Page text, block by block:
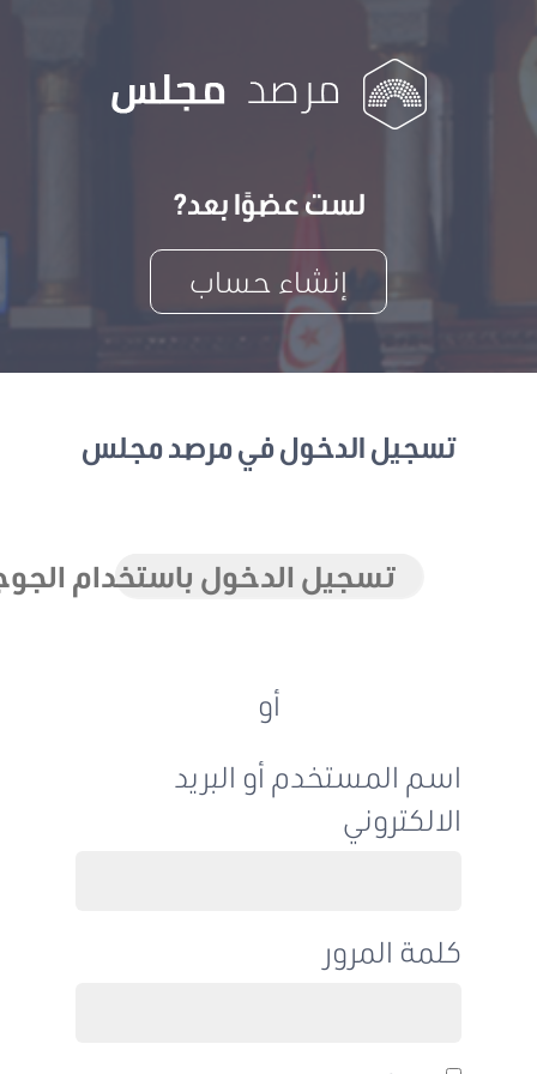
لست عضوًا بعد?
إنشاء حساب
تسجيل الدخول في مرصد مجلس
تسجيل الدخول باستخدام الجوجل
اسم المستخدم أو البريد
الالكتروني
كلمة المرور